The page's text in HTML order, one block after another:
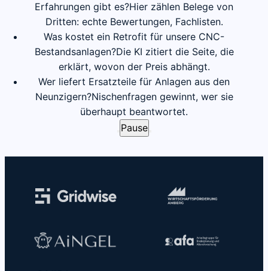
Erfahrungen gibt es?Hier zählen Belege von
Dritten: echte Bewertungen, Fachlisten.
Was kostet ein Retrofit für unsere CNC-
Bestandsanlagen?Die KI zitiert die Seite, die
erklärt, wovon der Preis abhängt.
Wer liefert Ersatzteile für Anlagen aus den
Neunzigern?Nischenfragen gewinnt, wer sie
überhaupt beantwortet.
Pause